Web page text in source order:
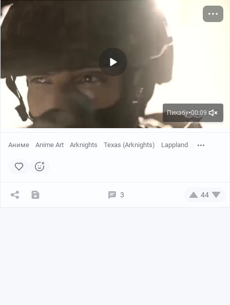
Пикабу●00:09
Аниме Anime Art Arknights Texas (Arknights) Lappland
3 44